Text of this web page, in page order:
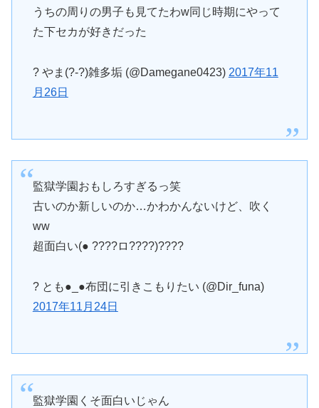
うちの周りの男子も見てたわw同じ時期にやって
た下セカが好きだった
? やま(?‐?)雑多垢 (@Damegane0423) 2017年11
月26日
監獄学園おもしろすぎるっ笑
古いのか新しいのか…かわかんないけど、吹く
ww
超面白い(● ????ロ????)????
? とも●_●布団に引きこもりたい (@Dir_funa)
2017年11月24日
監獄学園くそ面白いじゃん